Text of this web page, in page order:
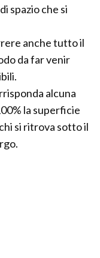
spazio che si
anche tutto il
da far venir
alcuna
la superficie
si ritrova sotto il